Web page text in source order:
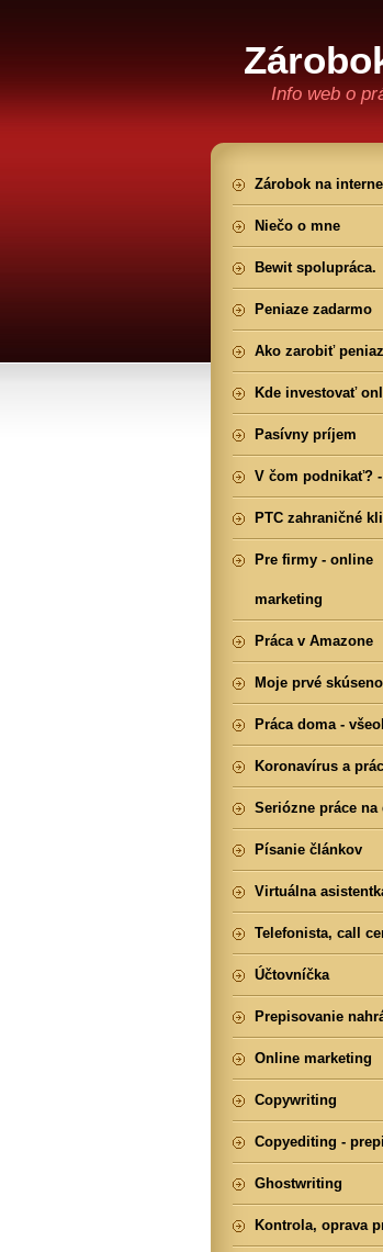
Info web o
Zárobok na
Niečo o mne
Bewit spolupráca.
Peniaze zadarmo
Ako zarobiť
Kde investovať
Pasívny príjem
V čom podnikať?
PTC zahraničné
Pre firmy - online
marketing
Práca v Amazone
Moje prvé
Práca doma -
Koronavírus a
Seriózne práce na
Písanie článkov
Virtuálna
Telefonista, call
Účtovníčka
Prepisovanie
Online marketing
Copywriting
Copyediting -
Ghostwriting
Kontrola, oprava